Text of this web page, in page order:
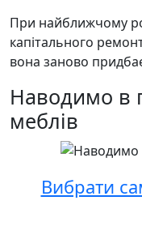
При найближчому
капітального
вона заново
Наводимо в
меблів
Вибрати